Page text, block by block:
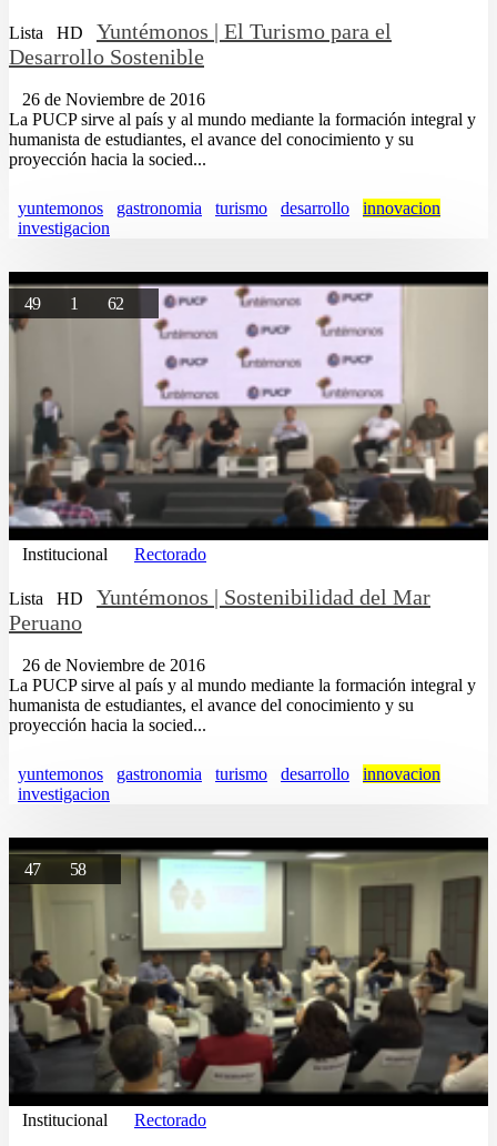
Lista HD
Yuntémonos | El Turismo para el
Desarrollo Sostenible
26 de Noviembre de 2016
La PUCP sirve al país y al mundo mediante la formación integral y
humanista de estudiantes, el avance del conocimiento y su
proyección hacia la socied...
yuntemonos gastronomia turismo desarrollo
innovacion
investigacion
49 1 62
Institucional Rectorado
Lista HD
Yuntémonos | Sostenibilidad del Mar
Peruano
26 de Noviembre de 2016
La PUCP sirve al país y al mundo mediante la formación integral y
humanista de estudiantes, el avance del conocimiento y su
proyección hacia la socied...
yuntemonos gastronomia turismo desarrollo
innovacion
investigacion
47 58
Institucional Rectorado